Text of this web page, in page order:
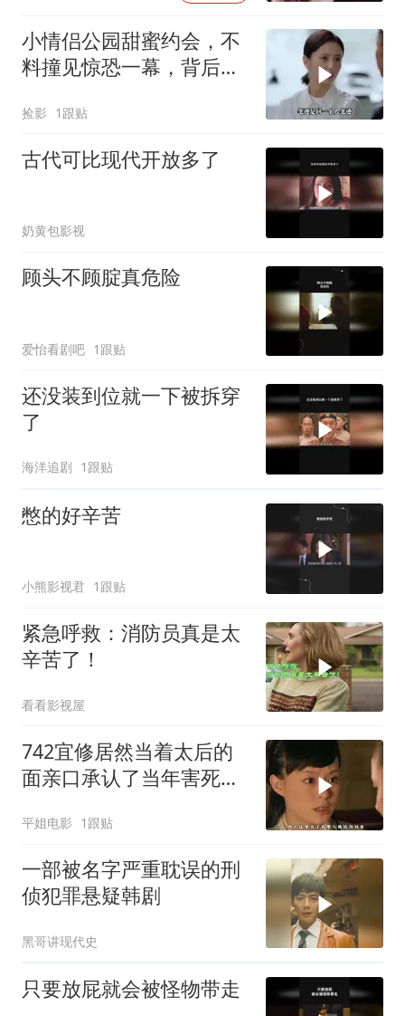
小情侣公园甜蜜约会，不
料撞见惊恐一幕，背后隐
捡影 1跟贴
古代可比现代开放多了
奶黄包影视
顾头不顾腚真危险
爱怡看剧吧 1跟贴
还没装到位就一下被拆穿
了
海洋追剧 1跟贴
憋的好辛苦
小熊影视君 1跟贴
紧急呼救：消防员真是太
辛苦了！
看看影视屋
742宜修居然当着太后的
面亲口承认了当年害死了
平姐电影 1跟贴
一部被名字严重耽误的刑
侦犯罪悬疑韩剧
黑哥讲现代史
只要放屁就会被怪物带走